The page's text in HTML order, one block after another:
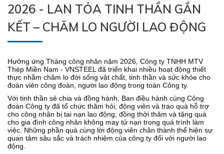
2026 - LAN TỎA TINH THẦN GẮN
KẾT – CHĂM LO NGƯỜI LAO ĐỘNG
Hưởng ứng Tháng công nhân năm 2026, Công ty TNHH MTV
Thép Miền Nam - VNSTEEL đã triển khai nhiều hoạt động thiết
thực nhằm chăm lo đời sống vật chất, tinh thần và sức khỏe cho
đoàn viên công đoàn, người lao động trong toàn Công ty.
Với tinh thần sẻ chia và đồng hành, Ban điều hành cùng Công
đoàn Công ty đã tổ chức thăm hỏi, động viên và trao quà hỗ trợ
cho công nhân bị tai nạn lao động, đồng thời thăm và tặng quà
cho gia đình công nhân không may tử nạn trong quá trình làm
việc. Những phần quà cùng lời động viên chân thành thể hiện sự
quan tâm sâu sắc và trách nhiệm của công ty đối với người lao
động.